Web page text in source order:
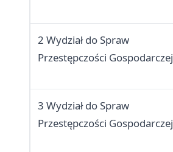
2 Wydział do Spraw
Przestępczości Gospodarczej
3 Wydział do Spraw
Przestępczości Gospodarczej